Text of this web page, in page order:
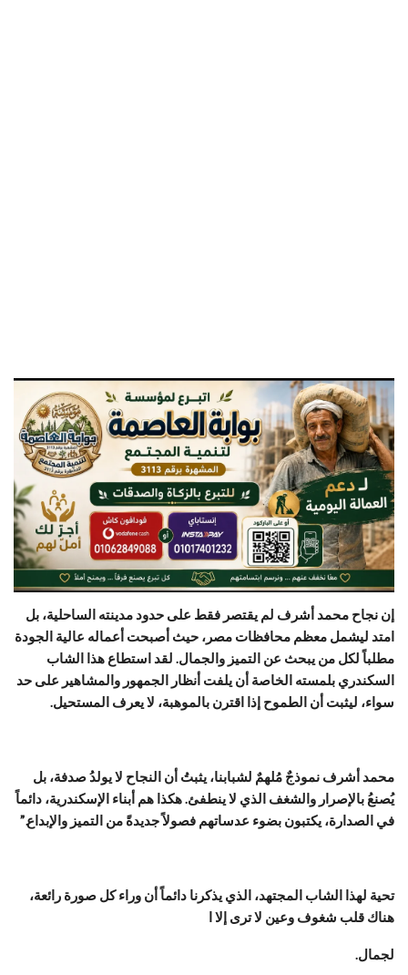
إن نجاح محمد أشرف لم يقتصر فقط على حدود مدينته الساحلية، بل
امتد ليشمل معظم محافظات مصر، حيث أصبحت أعماله عالية الجودة
مطلباً لكل من يبحث عن التميز والجمال. لقد استطاع هذا الشاب
السكندري بلمسته الخاصة أن يلفت أنظار الجمهور والمشاهير على حد
سواء، ليثبت أن الطموح إذا اقترن بالموهبة، لا يعرف المستحيل.
محمد أشرف نموذجٌ مُلهمٌ لشبابنا، يثبتُ أن النجاح لا يولدُ صدفة، بل
يُصنعُ بالإصرار والشغف الذي لا ينطفئ. هكذا هم أبناء الإسكندرية، دائماً
في الصدارة، يكتبون بضوء عدساتهم فصولاً جديدةً من التميز والإبداع.”
تحية لهذا الشاب المجتهد، الذي يذكرنا دائماً أن وراء كل صورة رائعة،
هناك قلب شغوف وعين لا ترى إلا ا
لجمال.